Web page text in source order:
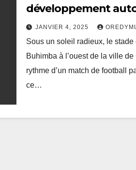
développement
Football ; la
les mouvements
structures des
JANVIER 4, 2025
Sous un soleil radieux, le stade
Buhimba à l’ouest de la ville
rythme d’un match de football
ce…